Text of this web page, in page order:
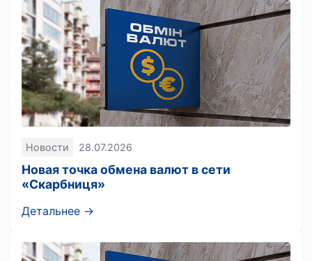
Новости 28.07.2026
Новая точка обмена валют в сети
«Скарбниця»
Детальнее →